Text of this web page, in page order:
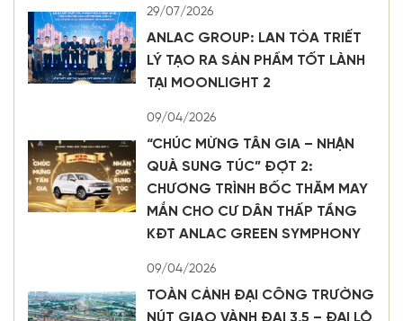
29/07/2026
ANLAC GROUP: LAN TỎA TRIẾT
LÝ TẠO RA SẢN PHẨM TỐT LÀNH
TẠI MOONLIGHT 2
09/04/2026
“CHÚC MỪNG TÂN GIA – NHẬN
QUÀ SUNG TÚC” ĐỢT 2:
CHƯƠNG TRÌNH BỐC THĂM MAY
MẮN CHO CƯ DÂN THẤP TẦNG
KĐT ANLAC GREEN SYMPHONY
09/04/2026
TOÀN CẢNH ĐẠI CÔNG TRƯỜNG
NÚT GIAO VÀNH ĐAI 3,5 – ĐẠI LỘ